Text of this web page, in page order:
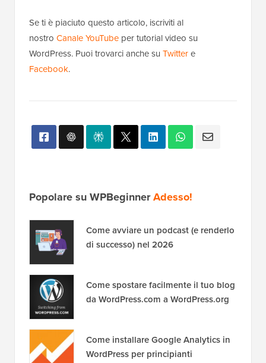
Se ti è piaciuto questo articolo, iscriviti al
nostro Canale YouTube per tutorial video su
WordPress. Puoi trovarci anche su Twittere
Facebook.
Popolare su WPBeginnerAdesso!
Come avviare un podcast (e renderlo
di successo) nel 2026
Come spostare facilmente il tuo blog
da WordPress.com a WordPress.org
Come installare Google Analytics in
WordPress per principianti